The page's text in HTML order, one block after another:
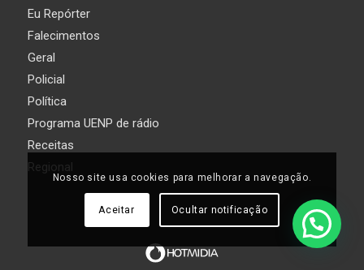
Eu Repórter
Falecimentos
Geral
Policial
Política
Programa UENP de rádio
Receitas
Regional
Nosso site usa cookies para melhorar a navegação.
Aceitar Ocultar notificação